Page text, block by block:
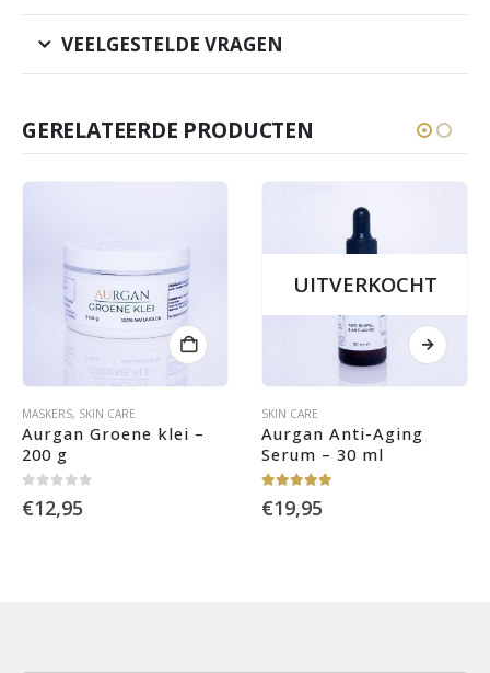
VEELGESTELDE VRAGEN
GERELATEERDE PRODUCTEN
,SKIN CARE
MASKERS, SKIN CARE
Aurgan Groene klei –
200 g
€12,95
UITVERKOCHT
SKIN CARE
Aurgan Anti-Aging
Serum – 30 ml
€19,95